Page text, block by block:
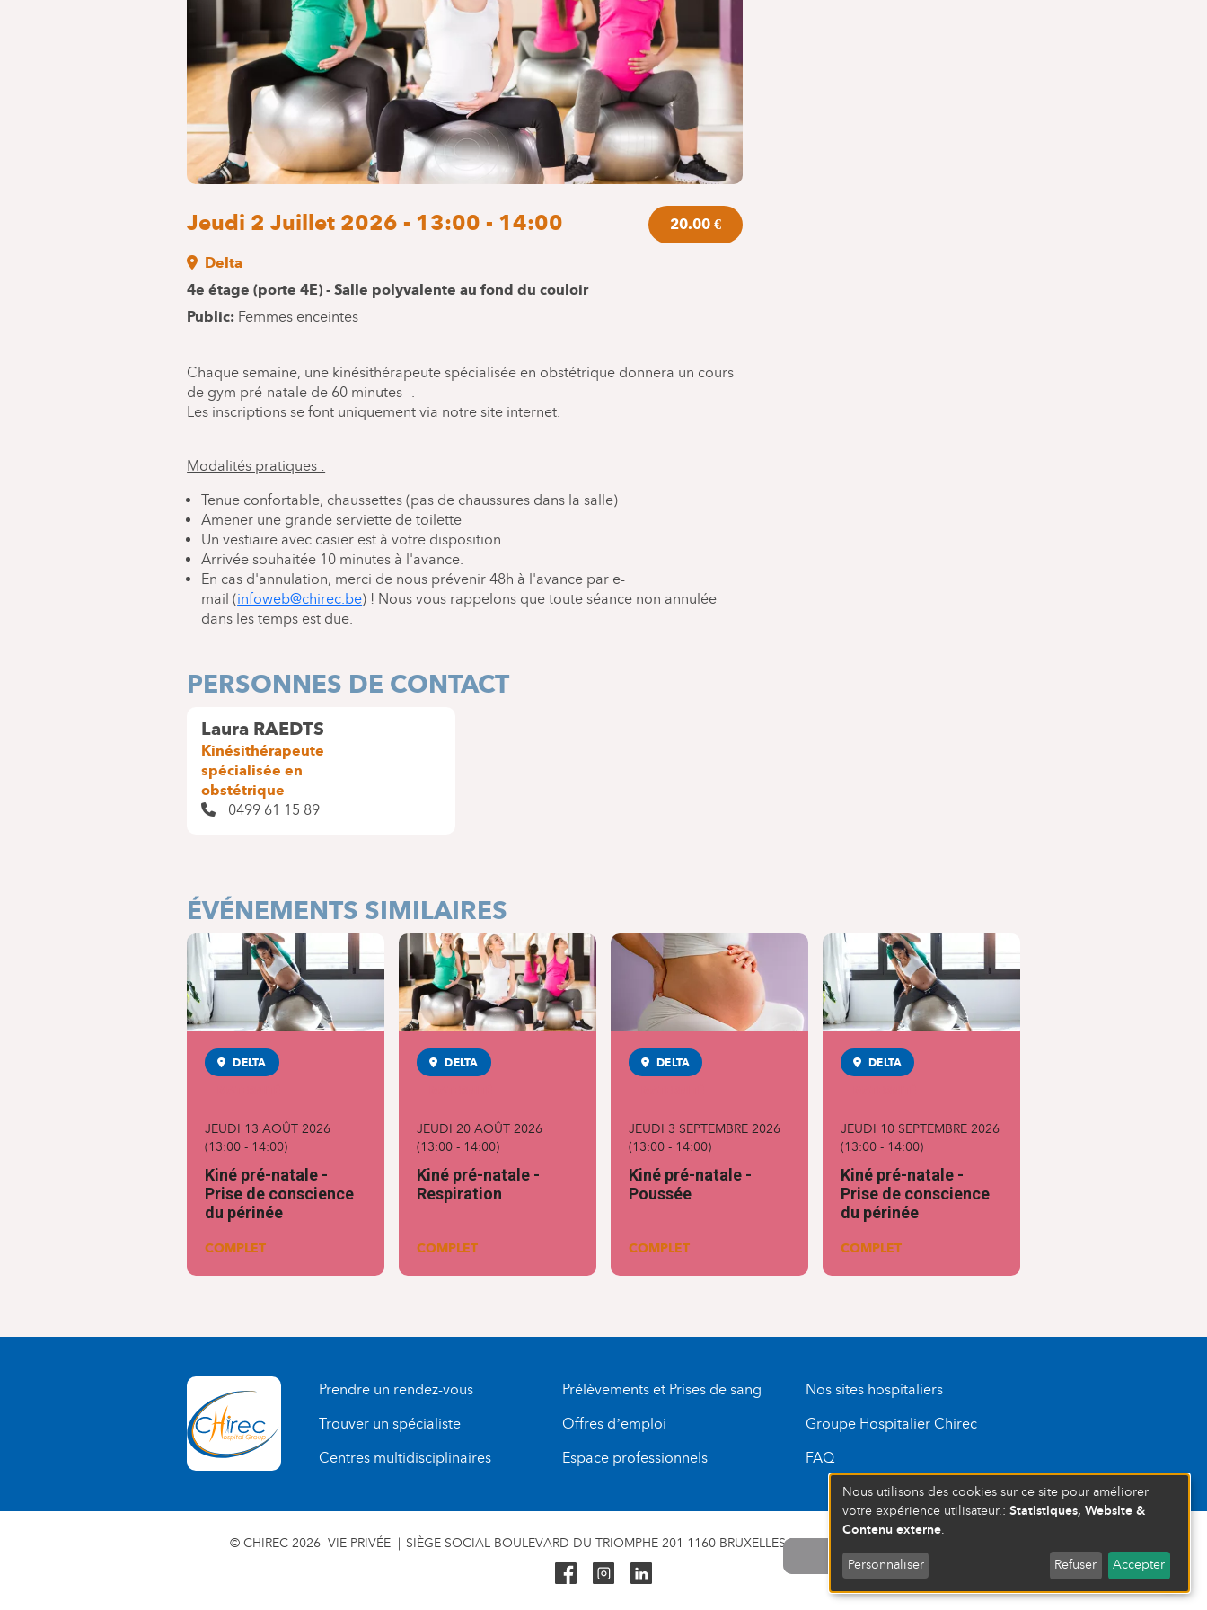
Jeudi 2 Juillet 2026 - 13:00 - 14:00
Delta
4e étage (porte 4E) - Salle polyvalente au fond du couloir
Public Femmes enceintes
20.00 €
Chaque semaine, une kinésithérapeute spécialisée en obstétrique donnera un cours
de gym pré-natale de 60 minutes .
Les inscriptions se font uniquement via notre site internet.
Modalités pratiques :
Tenue confortable, chaussettes (pas de chaussures dans la salle)
Amener une grande serviette de toilette
Un vestiaire avec casier est à votre disposition.
Arrivée souhaitée 10 minutes à l'avance.
En cas d'annulation, merci de nous prévenir 48h à l'avance par e-
mail (infoweb@chirec.be) ! Nous vous rappelons que toute séance non annulée
dans les temps est due.
PERSONNES DE CONTACT
Laura RAEDTS
Kinésithérapeute
spécialisée en
obstétrique
0499 61 15 89
ÉVÉNEMENTS SIMILAIRES
DELTA
JEUDI 13 AOÛT 2026
(13:00 - 14:00)
Kiné pré-natale -
Prise de conscience
du périnée
COMPLET
DELTA
JEUDI 20 AOÛT 2026
(13:00 - 14:00)
Kiné pré-natale -
Respiration
COMPLET
DELTA
JEUDI 3 SEPTEMBRE 2026
(13:00- 14:00)
Kiné pré-natale -
Poussée
COMPLET
DELTA
JEUDI 10 SEPTEMBRE 2026
(13:00- 14:00)
Kiné pré-natale -
Prise de conscience
du périnée
COMPLET
FERMÉ
COMPLET
Prendre un rendez-vous
Trouver un spécialiste
Centres multidisciplinaires
Prélèvements et Prises de sang
Offres d’emploi
Espace professionnels
Nos sites hospitaliers
Groupe Hospitalier Chirec
FAQ
© CHIREC 2026 VIE PRIVÉE SIÈGE SOCIAL BOULEVARD DU TRIOMPHE 201 1160 BRUXELLES N° D’ENTREPRISE : 472 937 059
Nous utilisons des cookies sur ce site pour améliorer
votre expérience utilisateur.: Statistiques, Website &
Contenu externe.
Personnaliser Refuser Accepter